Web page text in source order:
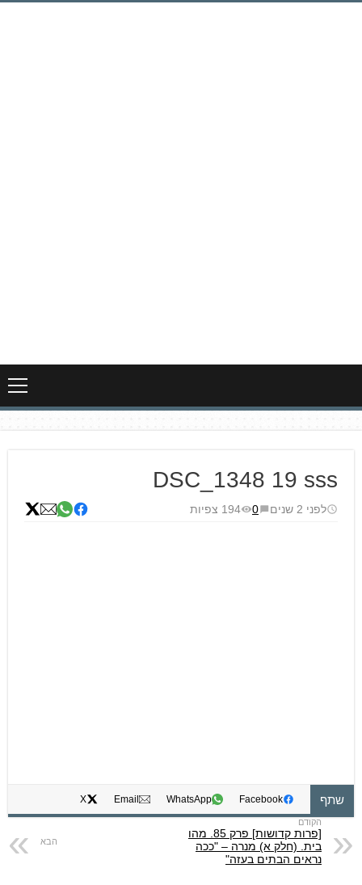
לדלג
DSC_1348 19 sss
לפני 2 שנים 0 194 צפיות
שתף Facebook
WhatsApp
Email
X
[פרות קדושות] פרק 85. מהו
בית. (חלק א) מנרה – "ככה
נראים הבתים בעזה"